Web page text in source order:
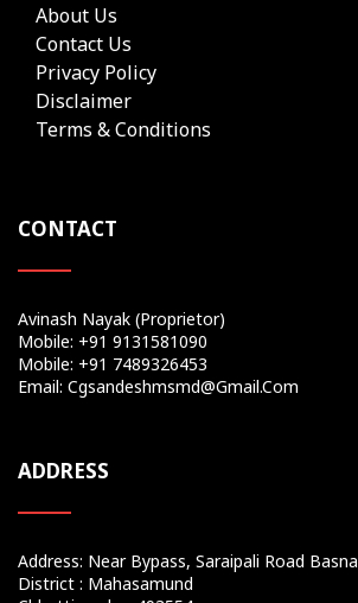
About Us
Contact Us
Privacy Policy
Disclaimer
Terms & Conditions
CONTACT
Avinash Nayak (Proprietor)
Mobile: +91 9131581090
Mobile: +91 7489326453
Email: Cgsandeshmsmd@gmail.com
ADDRESS
Address: Near Bypass, Saraipali Road Basna
District : Mahasamund